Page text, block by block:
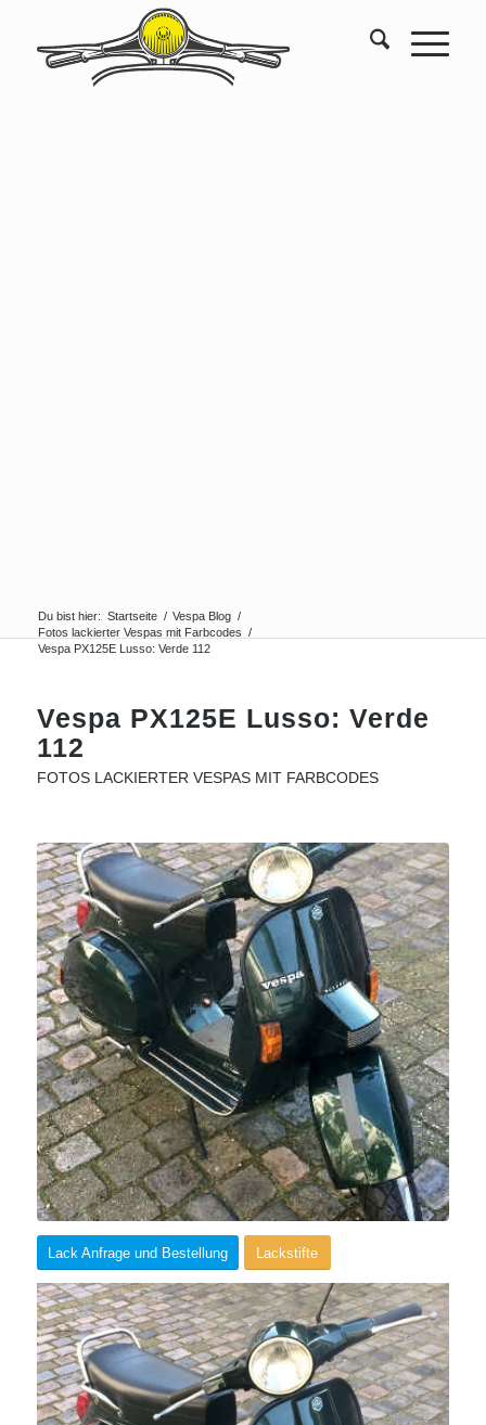
Du bist hier: Startseite / Vespa Blog /
Fotos lackierter Vespas mit Farbcodes /
Vespa PX125E Lusso: Verde 112
Vespa PX125E Lusso: Verde
112
FOTOS LACKIERTER VESPAS MIT FARBCODES
Lack Anfrage und Bestellung Lackstifte